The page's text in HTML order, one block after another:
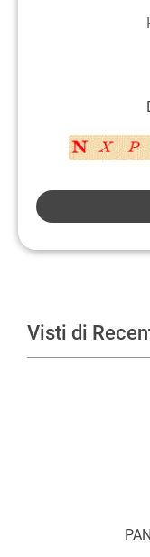
Visti di